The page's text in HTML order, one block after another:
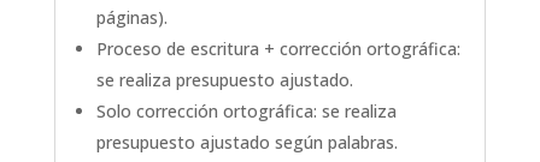
páginas).
Proceso de escritura + corrección ortográfica:
se realiza presupuesto ajustado.
Solo corrección ortográfica: se realiza
presupuesto ajustado según palabras.